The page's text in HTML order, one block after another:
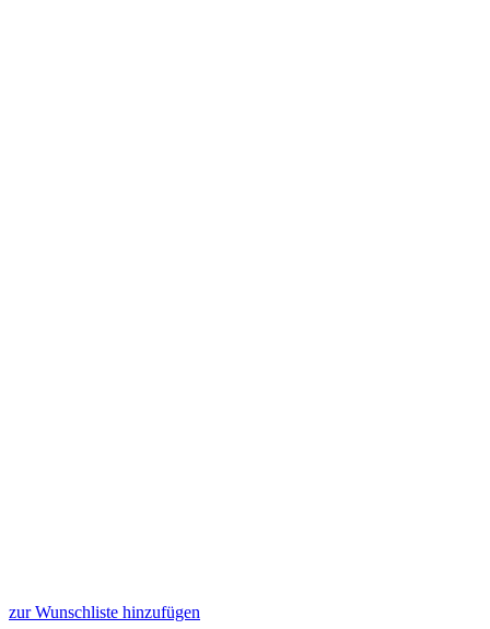
zur Wunschliste hinzufügen